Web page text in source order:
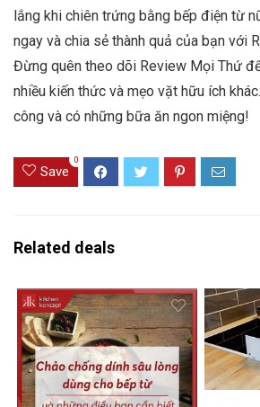
lắng khi chiên trứng bằng bếp điện từ
ngay và chia sẻ thành quả của bạn với
Đừng quên theo dõi Review Mọi Thứ
nhiều kiến thức và mẹo vặt hữu ích
công và có những bữa ăn ngon miệng!
Save
0
Related deals